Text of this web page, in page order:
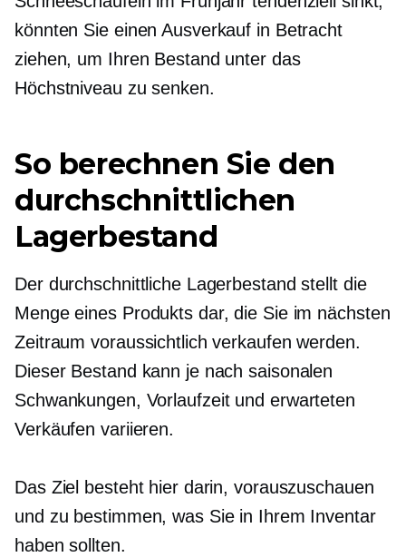
könnten Sie einen Ausverkauf in Betracht
ziehen, um Ihren Bestand unter das
Höchstniveau zu senken.
So berechnen Sie den
durchschnittlichen
Lagerbestand
Der durchschnittliche Lagerbestand stellt die
Menge eines Produkts dar, die Sie im nächsten
Zeitraum voraussichtlich verkaufen werden.
Dieser Bestand kann je nach saisonalen
Schwankungen, Vorlaufzeit und erwarteten
Verkäufen variieren.
Das Ziel besteht hier darin, vorauszuschauen
und zu bestimmen, was Sie in Ihrem Inventar
haben sollten.